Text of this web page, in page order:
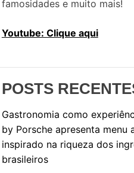
famosidades e muito mais!
Youtube: Clique aqui
POSTS
Gastronomia como
by Porsche apresenta menu
inspirado na riqueza dos
brasileiros